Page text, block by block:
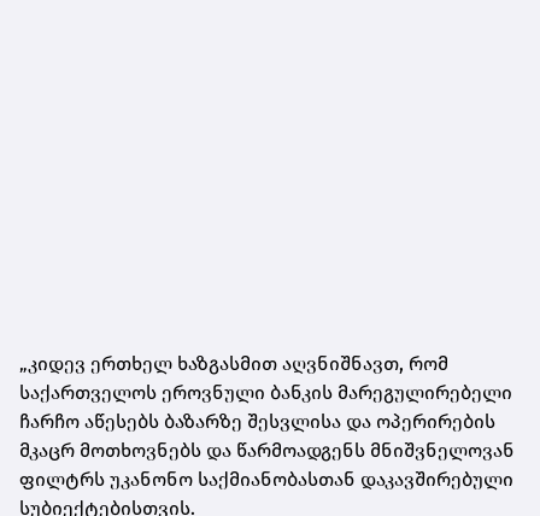
„კიდევ ერთხელ ხაზგასმით აღვნიშნავთ, რომ
საქართველოს ეროვნული ბანკის მარეგულირებელი
ჩარჩო აწესებს ბაზარზე შესვლისა და ოპერირების
მკაცრ მოთხოვნებს და წარმოადგენს მნიშვნელოვან
ფილტრს უკანონო საქმიანობასთან დაკავშირებული
სუბიექტებისთვის.